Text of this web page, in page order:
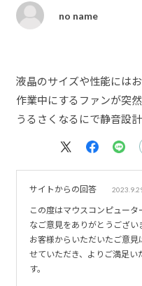
no name
液晶のサイズや性能には
作業中にするファンが突然
うるさくなるにで静音設
サイトからの回答
この度はマウスコンピュー
なご意見をありがとうござい
お客様からいただいたご意
せていただき、よりご満足い
す。